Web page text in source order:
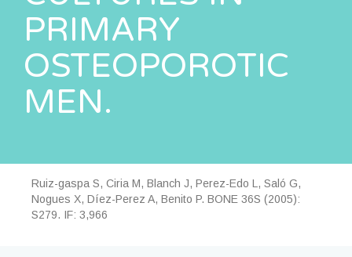
PRIMARY
OSTEOPOROTIC
MEN.
Ruiz-gaspa S, Ciria M, Blanch J, Perez-Edo L, Saló G,
Nogues X, Díez-Perez A, Benito P. BONE 36S (2005):
S279. IF: 3,966